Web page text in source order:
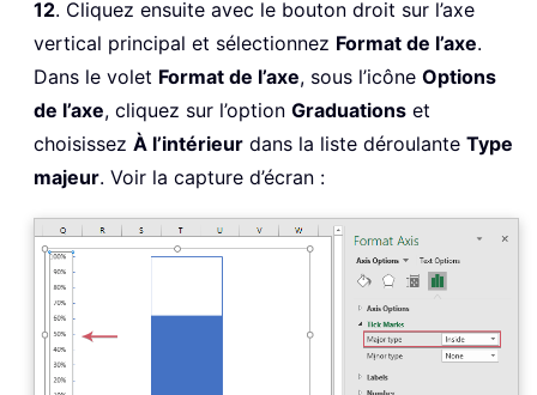
12. Cliquez ensuite avec le bouton droit sur l’axe
vertical principal et sélectionnez Format de l’axe.
Dans le volet Format de l’axe, sous l’icône Options
de l’axe, cliquez sur l’option Graduations et
choisissez À l’intérieur dans la liste déroulante Type
majeur. Voir la capture d’écran :